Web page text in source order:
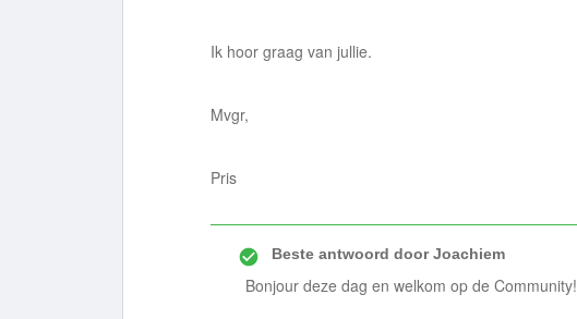
Ik hoor graag van jullie.
Mvgr,
Pris
Beste antwoord doorJoachiem
Bonjour deze dag en welkom op de Community!